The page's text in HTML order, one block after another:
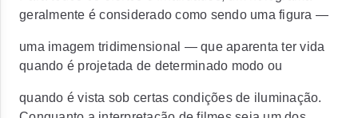
geralmente é considerado como sendo uma figura —
uma imagem tridimensional — que aparenta ter vida
quando é projetada de determinado modo ou
quando é vista sob certas condições de iluminação.